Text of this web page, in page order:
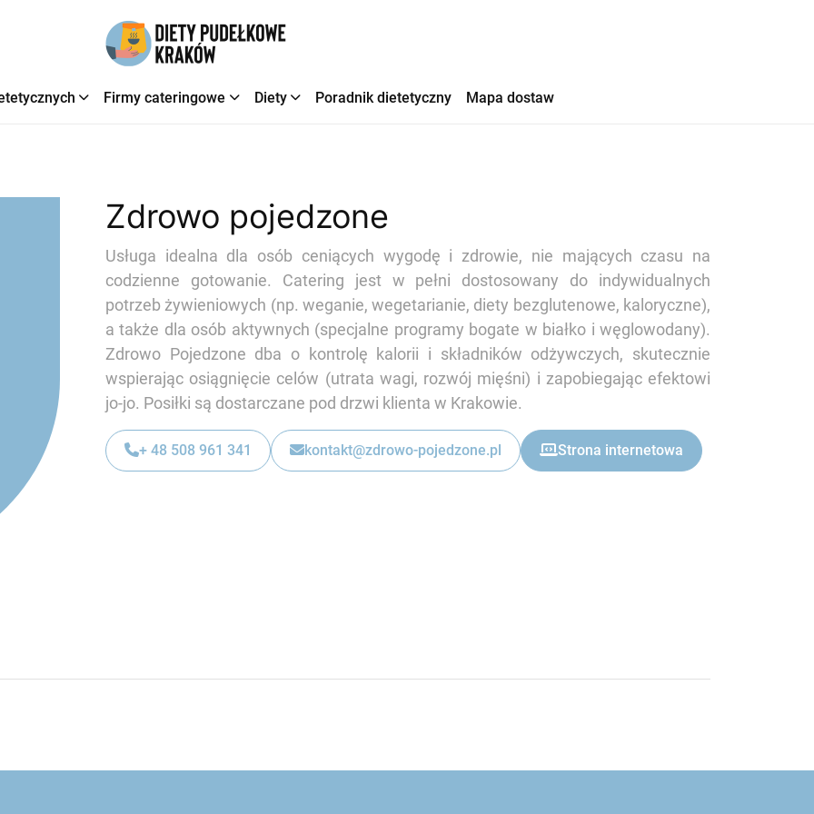
Firmy cateringowe Diety Poradnik dietetyczny Mapa dostaw
Zdrowo pojedzone
Usługa idealna dla osób ceniących wygodę i zdrowie, nie mających czasu na
codzienne gotowanie. Catering jest w pełni dostosowany do indywidualnych
potrzeb żywieniowych (np. weganie, wegetarianie, diety bezglutenowe, kaloryczne),
a także dla osób aktywnych (specjalne programy bogate w białko i węglowodany).
Zdrowo Pojedzone dba o kontrolę kalorii i składników odżywczych, skutecznie
wspierając osiągnięcie celów (utrata wagi, rozwój mięśni) i zapobiegając efektowi
jo-jo. Posiłki są dostarczane pod drzwi klienta w Krakowie.
+ 48 508 961 341 kontakt@zdrowo-pojedzone.pl Strona internetowa